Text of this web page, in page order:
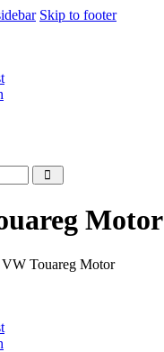
Skip to footer
Motor
VW Touareg Motor